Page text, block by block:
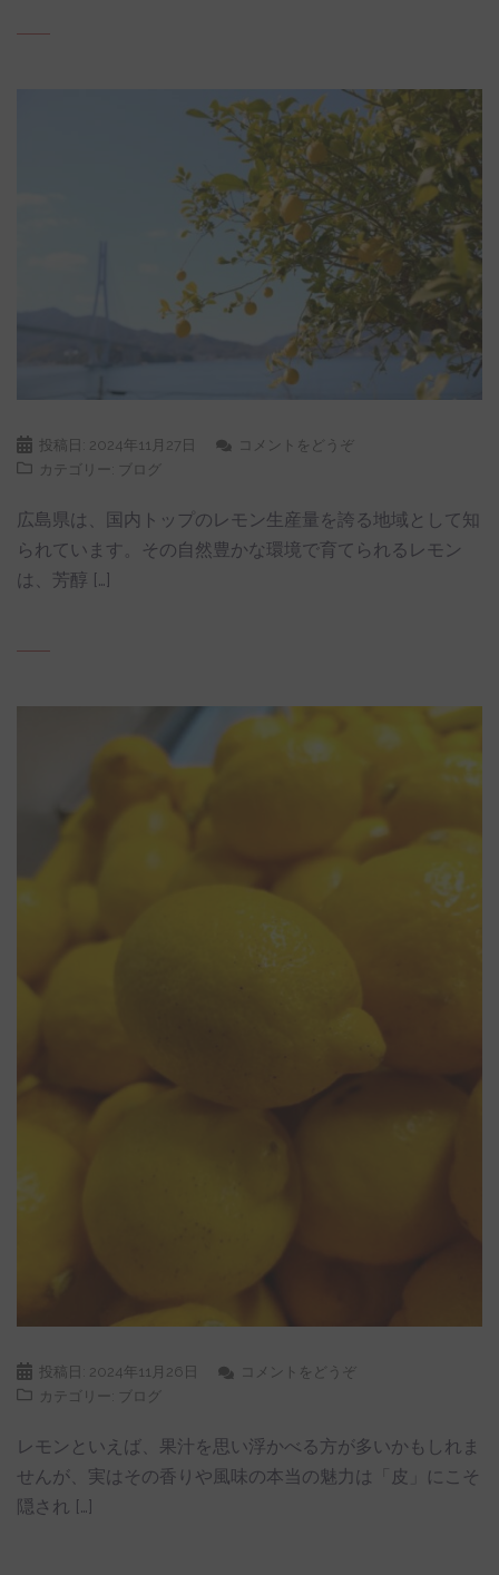
投稿日: 2024年11月27日
コメントをどうぞ
カテゴリー:
ブログ
広島県は、国内トップのレモン生産量を誇る地域として知
られています。その自然豊かな環境で育てられるレモン
は、芳醇 […]
投稿日: 2024年11月26日
コメントをどうぞ
カテゴリー:
ブログ
レモンといえば、果汁を思い浮かべる方が多いかもしれま
せんが、実はその香りや風味の本当の魅力は「皮」にこそ
隠され […]